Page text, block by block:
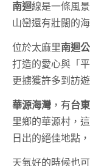
南迴線是一條風
山巒還有壯闊的
位於太麻里南迴
打造的愛心與「
更擄獲許多到訪
華源海灣 ，有台
里鄉的華源村，
日出的絕佳地點，
天氣好的時候也